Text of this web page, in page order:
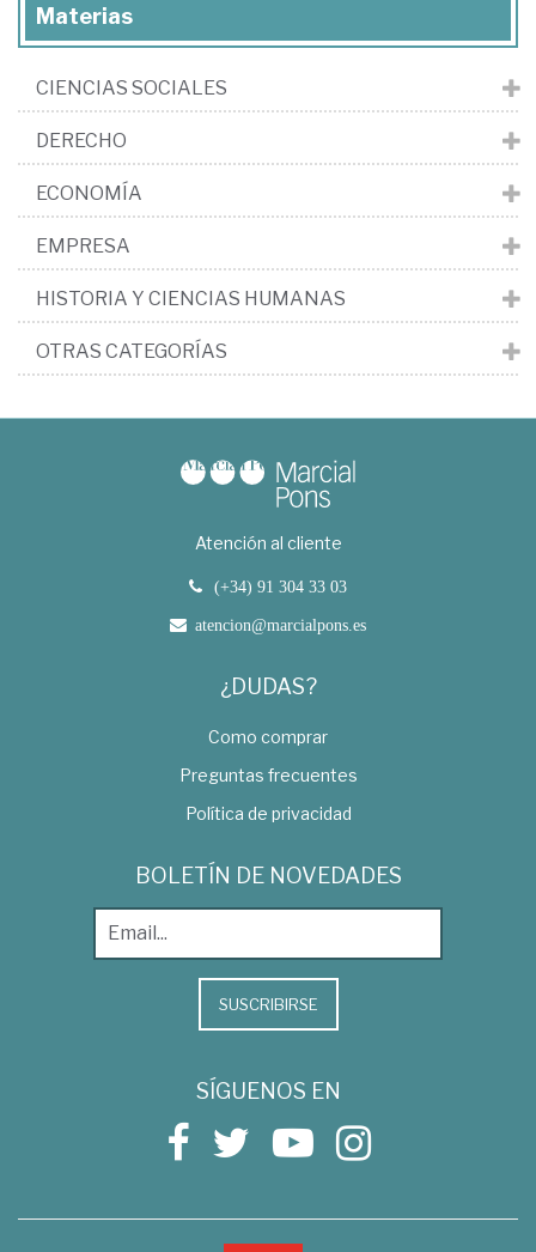
Materias
CIENCIAS SOCIALES
DERECHO
ECONOMÍA
EMPRESA
HISTORIA Y CIENCIAS HUMANAS
OTRAS CATEGORÍAS
Atención al cliente
(+34) 91 304 33 03
atencion@marcialpons.es
¿DUDAS?
Como comprar
Preguntas frecuentes
Política de privacidad
BOLETÍN DE NOVEDADES
SUSCRIBIRSE
SÍGUENOS EN